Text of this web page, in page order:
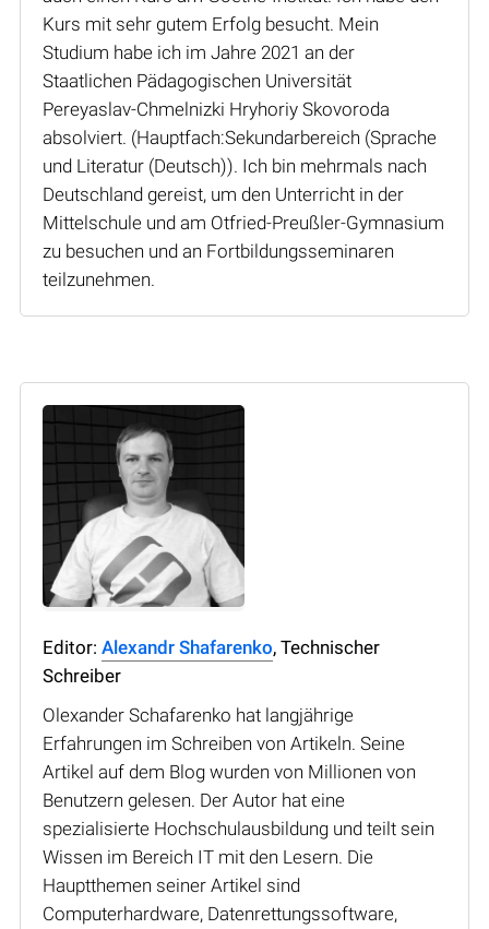
Kurs mit sehr gutem Erfolg besucht. Mein
Studium habe ich im Jahre 2021 an der
Staatlichen Pädagogischen Universität
Pereyaslav-Chmelnizki Hryhoriy Skovoroda
absolviert. (Hauptfach:Sekundarbereich (Sprache
und Literatur (Deutsch)). Ich bin mehrmals nach
Deutschland gereist, um den Unterricht in der
Mittelschule und am Otfried-Preußler-Gymnasium
zu besuchen und an Fortbildungsseminaren
teilzunehmen.
Editor: Alexandr Shafarenko, Technischer
Schreiber
Olexander Schafarenko hat langjährige
Erfahrungen im Schreiben von Artikeln. Seine
Artikel auf dem Blog wurden von Millionen von
Benutzern gelesen. Der Autor hat eine
spezialisierte Hochschulausbildung und teilt sein
Wissen im Bereich IT mit den Lesern. Die
Hauptthemen seiner Artikel sind
Computerhardware, Datenrettungssoftware,